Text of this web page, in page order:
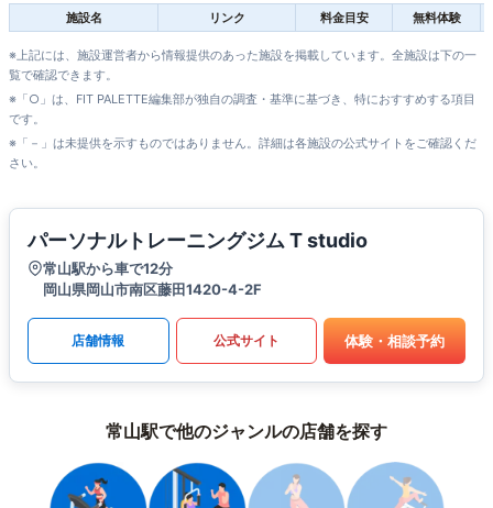
施設名
リンク 料金目安 無料体験
※上記には、施設運営者から情報提供のあった施設を掲載しています。全施設は下の一
覧で確認できます。
※「○」は、FIT PALETTE編集部が独自の調査・基準に基づき、特におすすめする項目
です。
※「－」は未提供を示すものではありません。詳細は各施設の公式サイトをご確認くだ
さい。
パーソナルトレーニングジム T studio
常山駅から車で12分
岡山県岡山市南区藤田1420-4-2F
店舗情報 公式サイト 体験・相談予約
常山駅で他のジャンルの店舗を探す